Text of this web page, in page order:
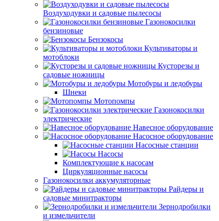
Воздуходувки и садовые пылесосы
Газонокосилки
бензиновые
Бензокосы
Культиваторы и
мотоблоки
Кусторезы и
садовые ножницы
Мотобуры и ледобуры
Шнеки
Мотопомпы
Газонокосилки
электрические
Навесное оборудование
Насосное оборудование
Насосные станции
Насосы
Комплектующие к насосам
Циркуляционные насосы
Газонокосилки аккумуляторные
Райдеры и
садовые минитракторы
Зернодробилки
и измельчители